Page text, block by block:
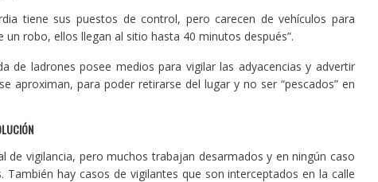
tiene sus puestos de control, pero carecen de vehículos para
un robo, ellos llegan al sitio hasta 40 minutos después”.
de ladrones posee medios para vigilar las adyacencias y advertir
aproximan, para poder retirarse del lugar y no ser “pescados” en
de vigilancia, pero muchos trabajan desarmados y en ningún caso
También hay casos de vigilantes que son interceptados en la calle